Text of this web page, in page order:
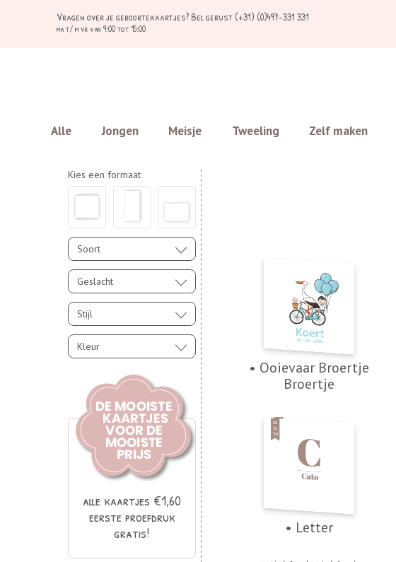
Vragen over je geboortekaartjes? Bel gerust (+31) (0)497-331 331
ma t/ m vr van 9:00 tot 15:00
Alle Jongen Meisje Tweeling Zelf maken
Kies een formaat
Soort
Geslacht
Stijl
Kleur
alle kaartjes €1,60
eerste proefdruk
gratis!
• Ooievaar Broertje
Broertje
• Letter